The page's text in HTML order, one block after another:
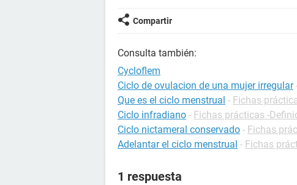
Compartir
Consulta también:
Cycloflem
Ciclo de ovulacion de una mujer irregular
Que es el ciclo menstrual - Fichas
Ciclo infradiano - Fichas prácticas -
Ciclo nictameral conservado - Fichas
Adelantar el ciclo menstrual - Fichas
1 respuesta